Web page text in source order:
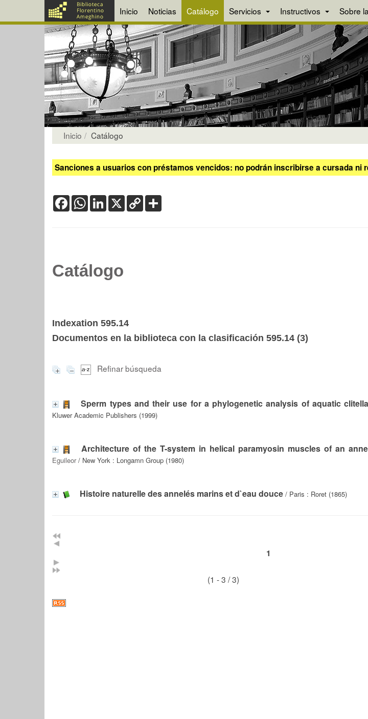
Inicio Noticias Catálogo Servicios Instructivos Sobre
Inicio Catálogo
Sanciones a usuarios con préstamos vencidos: no podrán inscribirse a cursada ni
FacebookWhatsApp
LinkedIn
X Copy
Link
Catálogo
Indexation 595.14
Documentos en la biblioteca con la clasificación 595.14 (3)
Refinar búsqueda
Sperm types and their use for a phylogenetic analysis of aquatic
Kluwer Academic Publishers (1999)
Architecture of the T-system in helical paramyosin muscles of an
Eguileor/ New York : Longamn Group (1980)
Histoire naturelle des annelés marins et d`eau douce / Paris : Roret (1865)
1
(1 - 3 / 3)